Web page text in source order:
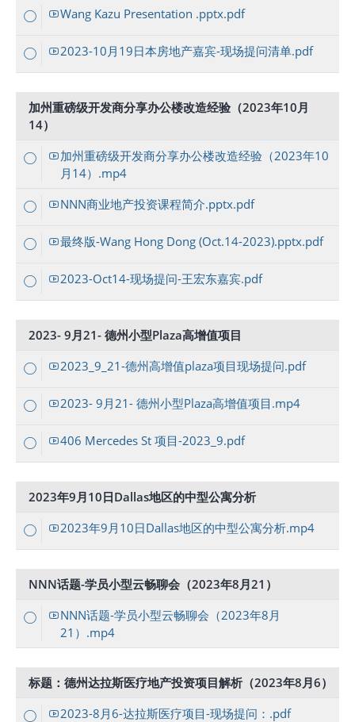
Wang Kazu Presentation .pptx.pdf
2023-10月19日本房地产嘉宾-现场提问清单.pdf
加州重磅级开发商分享办公楼改造经验（2023年10月
14）
加州重磅级开发商分享办公楼改造经验（2023年10
月14）.mp4
NNN商业地产投资课程简介.pptx.pdf
最终版-Wang Hong Dong (Oct.14-2023).pptx.pdf
2023-Oct14-现场提问-王宏东嘉宾.pdf
2023- 9月21- 德州小型Plaza高增值项目
2023_9_21-德州高增值plaza项目现场提问.pdf
2023- 9月21- 德州小型Plaza高增值项目.mp4
406 Mercedes St 项目-2023_9.pdf
2023年9月10日Dallas地区的中型公寓分析
2023年9月10日Dallas地区的中型公寓分析.mp4
NNN话题-学员小型云畅聊会（2023年8月21）
NNN话题-学员小型云畅聊会（2023年8月
21）.mp4
标题：德州达拉斯医疗地产投资项目解析（2023年8月6）
2023-8月6-达拉斯医疗项目-现场提问：.pdf